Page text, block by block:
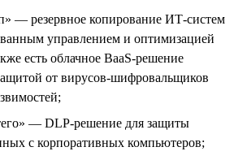
— резервное копирование ИТ-систем
управлением и оптимизацией
есть облачное BaaS-решение
от вирусов-шифровальщиков
— DLP-решение для защиты
с корпоративных компьютеров;